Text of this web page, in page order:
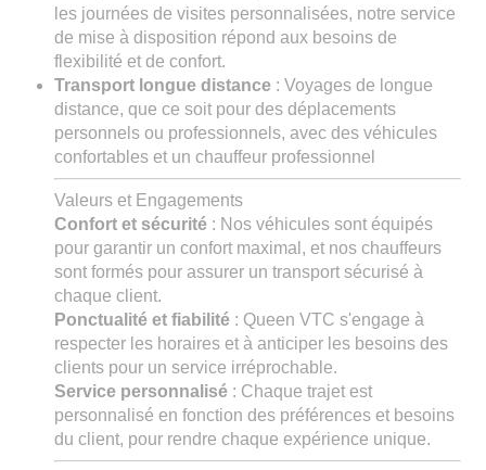
les journées de visites personnalisées, notre service
de mise à disposition répond aux besoins de
flexibilité et de confort.
Transport longue distance : Voyages de longue
distance, que ce soit pour des déplacements
personnels ou professionnels, avec des véhicules
confortables et un chauffeur professionnel
Valeurs et Engagements
Confort et sécurité : Nos véhicules sont équipés
pour garantir un confort maximal, et nos chauffeurs
sont formés pour assurer un transport sécurisé à
chaque client.
Ponctualité et fiabilité : Queen VTC s'engage à
respecter les horaires et à anticiper les besoins des
clients pour un service irréprochable.
Service personnalisé : Chaque trajet est
personnalisé en fonction des préférences et besoins
du client, pour rendre chaque expérience unique.